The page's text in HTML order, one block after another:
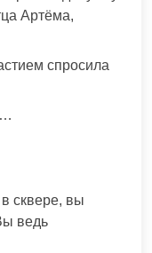
Артёма,
спросила
сквере, вы
ведь